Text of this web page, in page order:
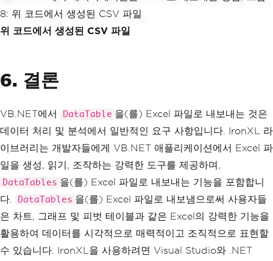
위 코드에서 생성된 CSV 파일
6. 결론
VB.NET에서 DataTable 을(를) Excel 파일로 내보내는 것은
데이터 처리 및 분석에서 일반적인 요구 사항입니다. IronXL 라
이브러리는 개발자들에게 VB.NET 애플리케이션에서 Excel 파
일을 생성, 읽기, 조작하는 강력한 도구를 제공하며,
DataTables 을(를) Excel 파일로 내보내는 기능을 포함합니
다.
DataTables 을(를) Excel 파일로 내보냄으로써 사용자들
은 차트, 그래프 및 피벗 테이블과 같은 Excel의 강력한 기능을
활용하여 데이터를 시각적으로 매력적이고 조직적으로 표현할
수 있습니다. IronXL을 사용하려면 Visual Studio와 .NET